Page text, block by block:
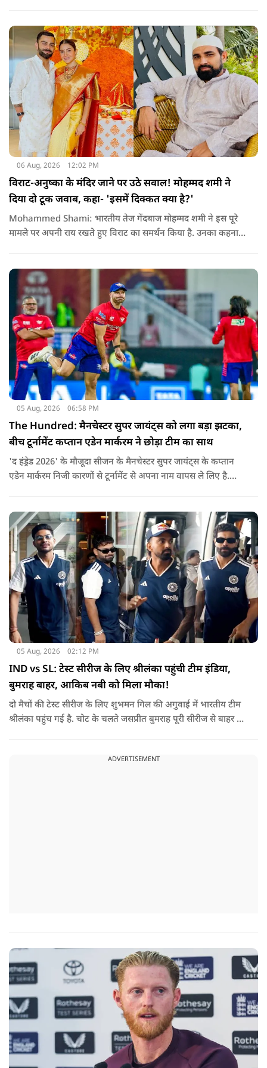
06 Aug, 2026 12:02 PM
विराट-अनुष्का के मंदिर जाने पर उठे सवाल! मोहम्मद शमी ने
दिया दो टूक जवाब, कहा- 'इसमें दिक्कत क्या है?'
Mohammed Shami: भारतीय तेज गेंदबाज मोहम्मद शमी ने इस पूरे
मामले पर अपनी राय रखते हुए विराट का समर्थन किया है. उनका कहना है
05 Aug, 2026 06:58 PM
The Hundred: मैनचेस्टर सुपर जायंट्स को लगा बड़ा झटका,
बीच टूर्नामेंट कप्तान एडेन मार्करम ने छोड़ा टीम का साथ
'द हंड्रेड 2026' के मौजूदा सीजन के मैनचेस्टर सुपर जायंट्स के कप्तान
एडेन मार्करम निजी कारणों से टूर्नामेंट से अपना नाम वापस ले लिए है.
05 Aug, 2026 02:12 PM
IND vs SL: टेस्ट सीरीज के लिए श्रीलंका पहुंची टीम इंडिया,
बुमराह बाहर, आकिब नबी को मिला मौका!
दो मैचों की टेस्ट सीरीज के लिए शुभमन गिल की अगुवाई में भारतीय टीम
श्रीलंका पहुंच गई है. चोट के चलते जसप्रीत बुमराह पूरी सीरीज से बाहर हो
ADVERTISEMENT